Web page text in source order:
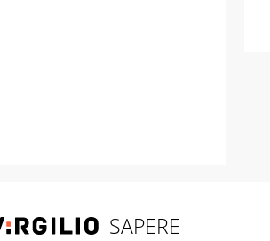
SAPERE